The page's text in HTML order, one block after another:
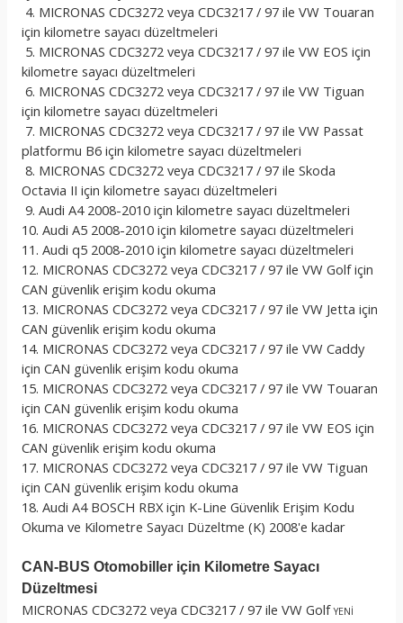
4. MICRONAS CDC3272 veya CDC3217 / 97 ile VW Touaran
için kilometre sayacı düzeltmeleri
5. MICRONAS CDC3272 veya CDC3217 / 97 ile VW EOS için
kilometre sayacı düzeltmeleri
6. MICRONAS CDC3272 veya CDC3217 / 97 ile VW Tiguan
için kilometre sayacı düzeltmeleri
7. MICRONAS CDC3272 veya CDC3217 / 97 ile VW Passat
platformu B6 için kilometre sayacı düzeltmeleri
8. MICRONAS CDC3272 veya CDC3217 / 97 ile Skoda
Octavia II için kilometre sayacı düzeltmeleri
9. Audi A4 2008-2010 için kilometre sayacı düzeltmeleri
10. Audi A5 2008-2010 için kilometre sayacı düzeltmeleri
11. Audi q5 2008-2010 için kilometre sayacı düzeltmeleri
12. MICRONAS CDC3272 veya CDC3217 / 97 ile VW Golf için
CAN güvenlik erişim kodu okuma
13. MICRONAS CDC3272 veya CDC3217 / 97 ile VW Jetta için
CAN güvenlik erişim kodu okuma
14. MICRONAS CDC3272 veya CDC3217 / 97 ile VW Caddy
için CAN güvenlik erişim kodu okuma
15. MICRONAS CDC3272 veya CDC3217 / 97 ile VW Touaran
için CAN güvenlik erişim kodu okuma
16. MICRONAS CDC3272 veya CDC3217 / 97 ile VW EOS için
CAN güvenlik erişim kodu okuma
17. MICRONAS CDC3272 veya CDC3217 / 97 ile VW Tiguan
için CAN güvenlik erişim kodu okuma
18. Audi A4 BOSCH RBX için K-Line Güvenlik Erişim Kodu
Okuma ve Kilometre Sayacı Düzeltme (K) 2008'e kadar
CAN-BUS Otomobiller için Kilometre Sayacı
Düzeltmesi
MICRONAS CDC3272 veya CDC3217 / 97 ile VW GolfYENİ